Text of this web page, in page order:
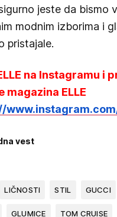
jeste da bismo
modnim izborima i
pristajale.
na Instagramu i
magazina ELLE
vest
LIČNOSTI STIL GUCCI
GLUMICE TOM CRUISE